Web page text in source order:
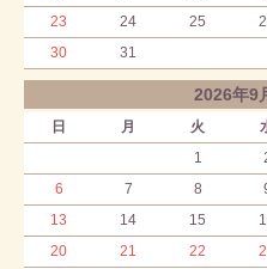
23
24 25
30
31
2026年9
日 月 火
1
6
7 8
13
14 15
20
21 22